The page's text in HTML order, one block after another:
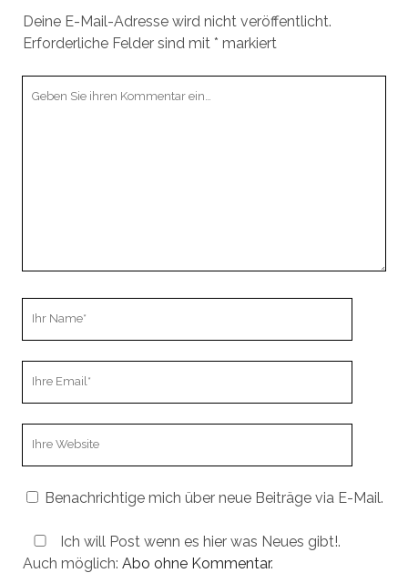
Deine E-Mail-Adresse wird nicht veröffentlicht.
Erforderliche Felder sind mit * markiert
Benachrichtige mich über neue Beiträge via E-Mail.
Ich will Post wenn es hier was Neues gibt!.
Auch möglich: Abo ohne Kommentar.